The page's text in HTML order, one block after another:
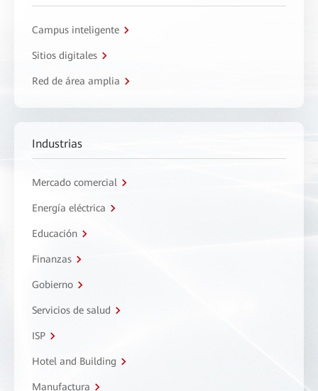
Campus inteligente
Sitios digitales
Red de área amplia
Industrias
Mercado comercial
Energía eléctrica
Educación
Finanzas
Gobierno
Servicios de salud
ISP
Hotel and Building
Manufactura